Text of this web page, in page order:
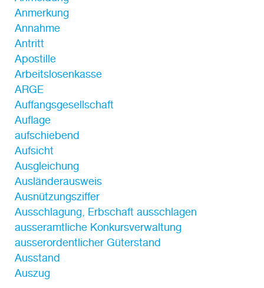
Anmerkung
Annahme
Antritt
Apostille
Arbeitslosenkasse
ARGE
Auffangsgesellschaft
Auflage
aufschiebend
Aufsicht
Ausgleichung
Ausländerausweis
Ausnützungsziffer
Ausschlagung, Erbschaft ausschlagen
ausseramtliche Konkursverwaltung
ausserordentlicher Güterstand
Ausstand
Auszug